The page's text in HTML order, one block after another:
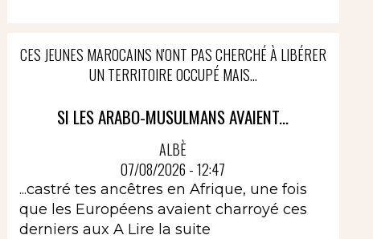
CES JEUNES MAROCAINS N'ONT PAS CHERCHÉ À LIBÉRER
UN TERRITOIRE OCCUPÉ MAIS...
SI LES ARABO-MUSULMANS AVAIENT...
ALBÈ
07/08/2026 - 12:47
...castré tes ancêtres en Afrique, une fois
que les Européens avaient charroyé ces
derniers aux A Lire la suite